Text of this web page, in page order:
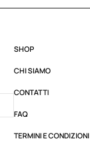
SHOP
CHI SIAMO
CONTATTI
FAQ
TERMINI E CONDIZIONI